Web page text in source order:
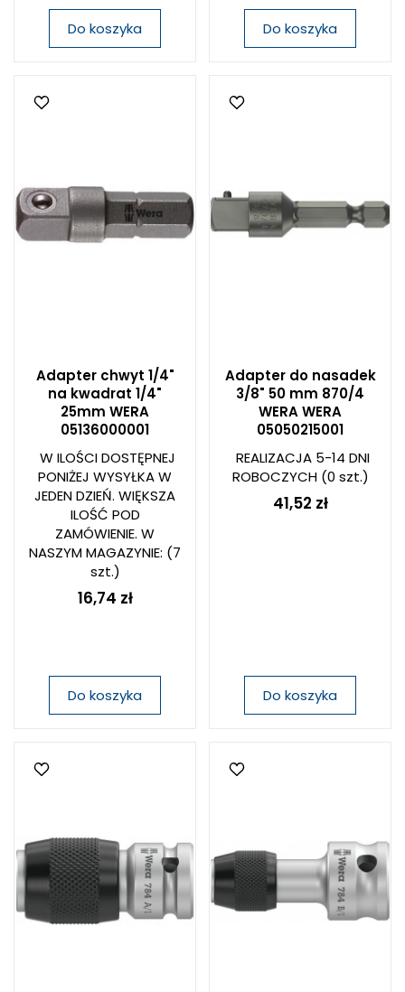
Do koszyka Do koszyka
Adapter chwyt 1/4"
na kwadrat 1/4"
25mm WERA
05136000001
W ILOŚCI DOSTĘPNEJ
PONIŻEJ WYSYŁKA W
JEDEN DZIEŃ. WIĘKSZA
ILOŚĆ POD
ZAMÓWIENIE. W
NASZYM MAGAZYNIE: (7
szt.)
16,74 zł
Do koszyka
Adapter do nasadek
3/8" 50 mm 870/4
WERA WERA
05050215001
REALIZACJA 5-14 DNI
ROBOCZYCH(0 szt.)
41,52 zł
Do koszyka